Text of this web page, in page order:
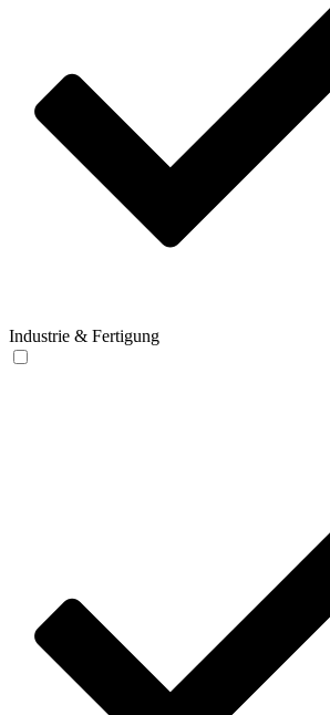
Industrie & Fertigung